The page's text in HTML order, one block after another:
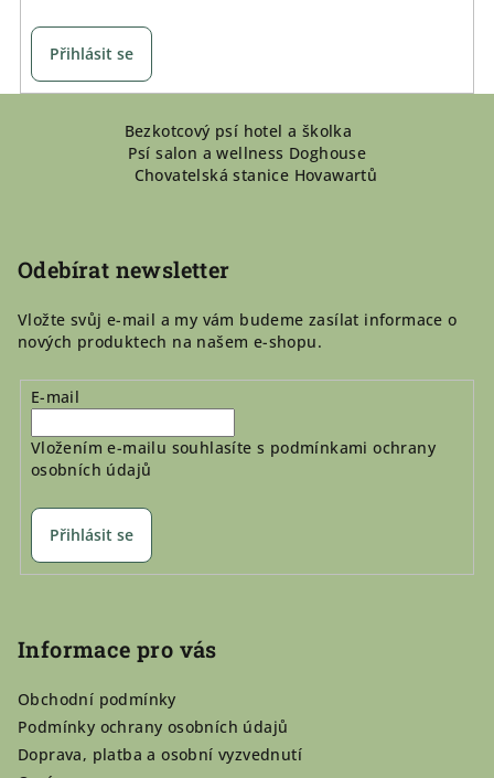
Přihlásit se
Bezkotcový psí hotel a školka
Psí salon a wellness Doghouse
Chovatelská stanice Hovawartů
Odebírat newsletter
Vložte svůj e-mail a my vám budeme zasílat informace o
nových produktech na našem e-shopu.
E-mail
Vložením e-mailu souhlasíte s podmínkami ochrany
osobních údajů
Přihlásit se
Informace pro vás
Obchodní podmínky
Podmínky ochrany osobních údajů
Doprava, platba a osobní vyzvednutí